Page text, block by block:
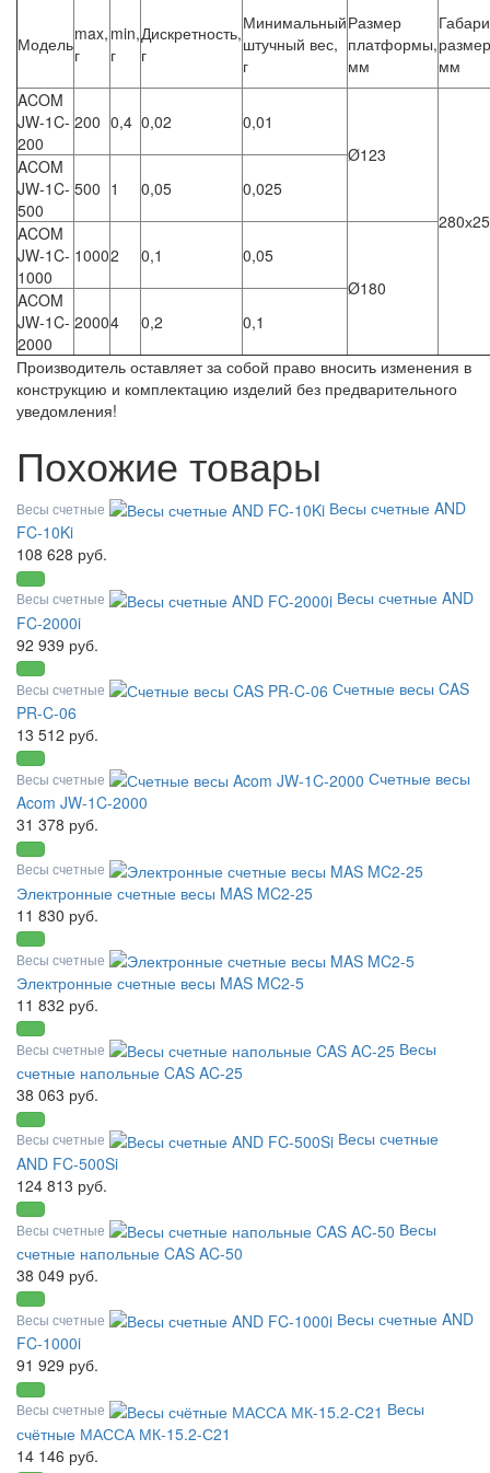
Модельmax,
г
min,
г
Дискретность,
г
Минимальный
штучный вес,
г
Размер
платформы,
мм
мм
ACOM
JW-1C-
200
200 0,4 0,02
0,01
Ø123
ACOM
JW-1C-
500
500 1 0,05 0,025
ACOM
JW-1C-
1000
10002 0,1
0,05
Ø180
ACOM
JW-1C-
2000
20004 0,2 0,1
Производитель оставляет за собой право вносить изменения в
конструкцию и комплектацию изделий без предварительного
уведомления!
Похожие товары
Весы счетные
Весы счетные AND
FC-10Ki
108 628 руб.
Весы счетные
Весы счетные AND
FC-2000i
92 939 руб.
Весы счетные
Счетные весы CAS
PR-C-06
13 512 руб.
Весы счетные
Счетные весы
Acom JW-1C-2000
31 378 руб.
Весы счетные
Электронные счетные весы MAS MC2-25
11 830 руб.
Весы счетные
Электронные счетные весы MAS MC2-5
11 832 руб.
Весы счетные
Весы
счетные напольные CAS AC-25
38 063 руб.
Весы счетные
Весы счетные
AND FC-500Si
124 813 руб.
Весы счетные
Весы
счетные напольные CAS AC-50
38 049 руб.
Весы счетные
Весы счетные AND
FC-1000i
91 929 руб.
Весы счетные
Весы
счётные МАССА МК-15.2-С21
14 146 руб.